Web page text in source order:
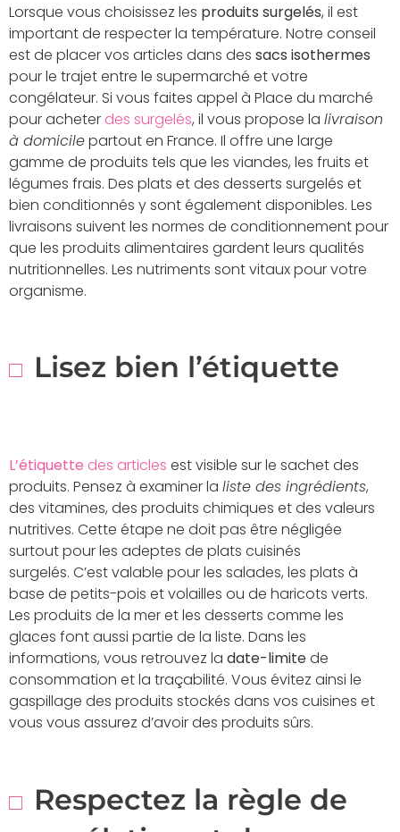
Lorsque vous choisissez les produits surgelés, il est
important de respecter la température. Notre conseil
est de placer vos articles dans des sacs isothermes
pour le trajet entre le supermarché et votre
congélateur. Si vous faites appel à Place du marché
pour acheter des surgelés, il vous propose la livraison
à domicilepartout en France. Il offre une large
gamme de produits tels que les viandes, les fruits et
légumes frais. Des plats et des desserts surgelés et
bien conditionnés y sont également disponibles. Les
livraisons suivent les normes de conditionnement pour
que les produits alimentaires gardent leurs qualités
nutritionnelles. Les nutriments sont vitaux pour votre
organisme.
Lisez bien l’étiquette
L’étiquette des articles est visible sur le sachet des
produits. Pensez à examiner la liste des ingrédients,
des vitamines, des produits chimiques et des valeurs
nutritives. Cette étape ne doit pas être négligée
surtout pour les adeptes de plats cuisinés
surgelés. C’est valable pour les salades, les plats à
base de petits-pois et volailles ou de haricots verts.
Les produits de la mer et les desserts comme les
glaces font aussi partie de la liste. Dans les
informations, vous retrouvez la date-limitede
consommation et la traçabilité. Vous évitez ainsi le
gaspillage des produits stockés dans vos cuisines et
vous vous assurez d’avoir des produits sûrs.
Respectez la règle de